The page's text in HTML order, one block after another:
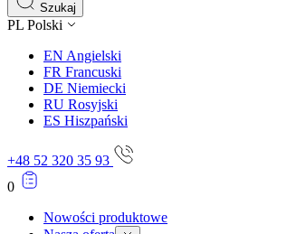
Szukaj
PL Polski
EN Angielski
FR Francuski
DE Niemiecki
RU Rosyjski
ES Hiszpański
+48 52 320 35 93
0
Nowości produktowe